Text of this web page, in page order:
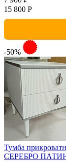
15 800 Р
-50%
Тумба
СЕРЕБРО